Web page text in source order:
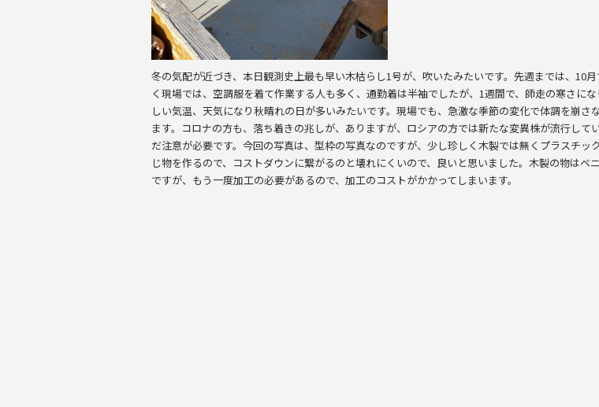
冬の気配が近づき、本日観測史上最も早い木枯らし1号が、吹いたみたいです。先週までは、10
く現場では、空調服を着て作業する人も多く、通勤着は半袖でしたが、1週間で、師走の寒さに
しい気温、天気になり秋晴れの日が多いみたいです。現場でも、急激な季節の変化で体調を崩さ
ます。コロナの方も、落ち着きの兆しが、ありますが、ロシアの方では新たな変異株が流行して
だ注意が必要です。今回の写真は、型枠の写真なのですが、少し珍しく木製では無くプラスチッ
じ物を作るので、コストダウンに繋がるのと壊れにくいので、良いと思いました。木製の物はベ
ですが、もう一度加工の必要があるので、加工のコストがかかってしまいます。